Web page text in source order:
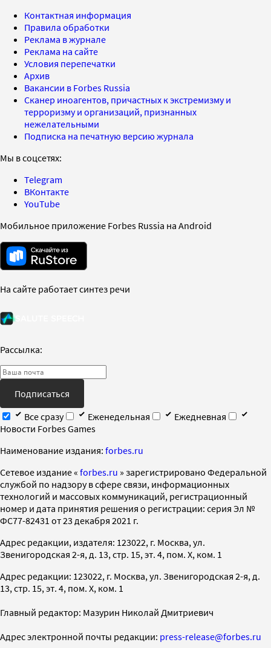
Контактная информация
Правила обработки
Реклама в журнале
Реклама на сайте
Условия перепечатки
Архив
Вакансии в Forbes Russia
Сканер иноагентов, причастных к экстремизму и
терроризму и организаций, признанных
нежелательными
Подписка на печатную версию журнала
Мы в соцсетях:
Telegram
ВКонтакте
YouTube
Мобильное приложение Forbes Russia на Android
На сайте работает синтез речи
Рассылка:
Подписаться
Все сразу
Еженедельная
Ежедневная
Новости Forbes Games
Наименование издания: forbes.ru
Cетевое издание « forbes.ru » зарегистрировано Федеральной
службой по надзору в сфере связи, информационных
технологий и массовых коммуникаций, регистрационный
номер и дата принятия решения о регистрации: серия Эл №
ФС77-82431 от 23 декабря 2021 г.
Адрес редакции, издателя: 123022, г. Москва, ул.
Звенигородская 2-я, д. 13, стр. 15, эт. 4, пом. X, ком. 1
Адрес редакции: 123022, г. Москва, ул. Звенигородская 2-я, д.
13, стр. 15, эт. 4, пом. X, ком. 1
Главный редактор: Мазурин Николай Дмитриевич
Адрес электронной почты редакции: press-release@forbes.ru